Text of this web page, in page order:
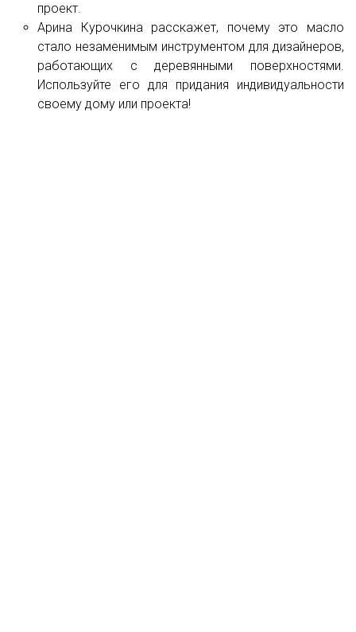
проект.
Арина Курочкина расскажет, почему это масло
стало незаменимым инструментом для дизайнеров,
работающих с деревянными поверхностями.
Используйте его для придания индивидуальности
своему дому или проекта!